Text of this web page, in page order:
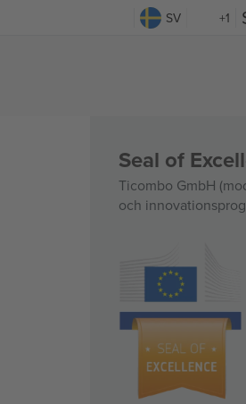
SV +1
Seal of
Ticombo GmbH
och